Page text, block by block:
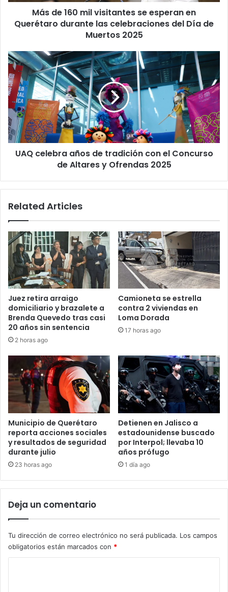
las
Día
de
Muertos
2025
Más de 160 mil visitantes se esperan en
Querétaro durante las celebraciones del Día de
Muertos 2025
UAQ
celebra
años
de
tradición
con
el
Concurso
de
Altares
UAQ celebra años de tradición con el Concurso
de Altares y Ofrendas 2025
Related Articles
Juez retira arraigo
domiciliario y brazalete a
Brenda Quevedo tras casi
20 años sin sentencia
2 horas ago
Camioneta se estrella
contra 2 viviendas en
Loma Dorada
17 horas ago
Municipio de Querétaro
reporta acciones sociales
y resultados de seguridad
durante julio
23 horas ago
Detienen en Jalisco a
estadounidense buscado
por Interpol; llevaba 10
años prófugo
1 día ago
Deja un comentario
Tu dirección de correo electrónico no será publicada. Los campos
obligatorios están marcados con *